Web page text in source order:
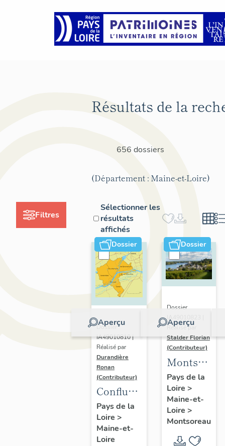
Filtres
Résultats de la
656 dossiers
(Département : Maine-et-Loire)
Sélectionner les
résultats
affichés
Dossier
Aperçu
Dossier
IA49010810 |
Réalisé par
Durandière
Ronan
(Contributeur)
Confluence
Maine-
Loire :
présentation
Pays de la
Loire >
Maine-et-
Loire
Dossier
Aperçu
Dossier
IA49010823 |
Réalisé par
Stalder Florian
(Contributeur)
Montsoreau
:
de la
commune
Pays de la
Loire >
Maine-et-
Loire >
Montsoreau